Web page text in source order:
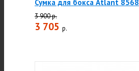
Сумка для бокса Atlant 8568
3 900 р.
3 705 р.